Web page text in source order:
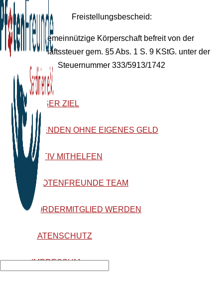
Freistellungsbescheid:
Als gemeinnützige Körperschaft befreit von der
Körperschaftssteuer gem. §5 Abs. 1 S. 9 KStG. unter der
Steuernummer 333/5913/1742
UNSER ZIEL
SPENDEN OHNE EIGENES GELD
AKTIV MITHELFEN
PFOTENFREUNDE TEAM
FÖRDERMITGLIED WERDEN
DATENSCHUTZ
IMPRESSUM